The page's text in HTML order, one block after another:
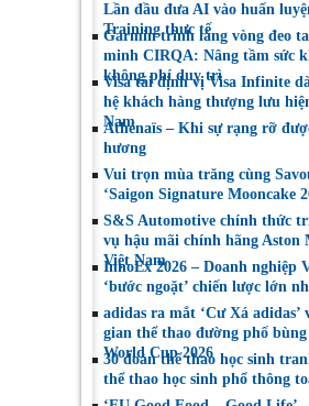
Lần đầu đưa AI vào huấn
Training thực tế
Garmin trình làng vòng đeo
minh CIRQA: Nâng tầm sức
không phí duy trì
Visa tái định vị Visa Infinite
hệ khách hàng thượng lưu
Nam
Athénaïs – Khi sự rạng rỡ
hương
Vui trọn mùa trăng cùng
‘Saigon Signature Mooncake
S&S Automotive chính thức
vụ hậu mãi chính hãng
Việt Nam
InnoEx 2026 – Doanh nghiệp
‘bước ngoặt’ chiến lược lớn
adidas ra mắt ‘Cư Xá adidas’
gian thể thao đường phố
World Cup 2026
30 đoàn thể thao học sinh
thể thao học sinh phổ thông